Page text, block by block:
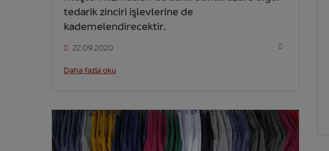
tedarik zinciri işlevlerine de
kademelendirecektir.
22.09.2020
Daha fazla oku